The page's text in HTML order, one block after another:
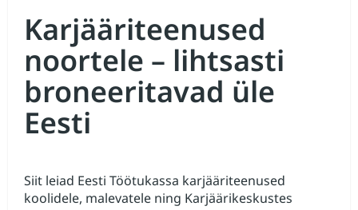
Karjääriteenused
noortele – lihtsasti
broneeritavad üle
Eesti
Siit leiad Eesti Töötukassa karjääriteenused
koolidele, malevatele ning Karjäärikeskustes